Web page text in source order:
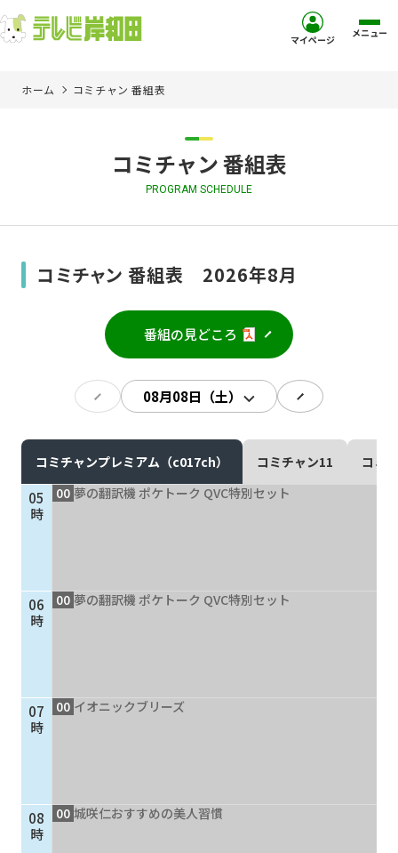
ご加入を検討中の方
現在ご利用中の方
ご加入お申し込み・資
個人情報保護に関する基
本方針
マイページ メニュー
ホーム コミチャン 番組表
コミチャン 番組表
PROGRAM SCHEDULE
コミチャン 番組表 2026年8月
番組の見どころ
コミチャンプレミアム（c017ch） コミチャン11 コミ
05
時
06
時
07
時
08
時
00 夢の翻訳機 ポケトーク QVC特別セット
00 夢の翻訳機 ポケトーク QVC特別セット
00 イオニックブリーズ
00 城咲仁おすすめの美人習慣